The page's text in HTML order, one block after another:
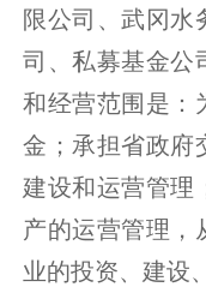
限公司、武冈水
司、私募基金公
和经营范围是：
金；承担省政府
建设和运营管理
产的运营管理，
业的投资、建设